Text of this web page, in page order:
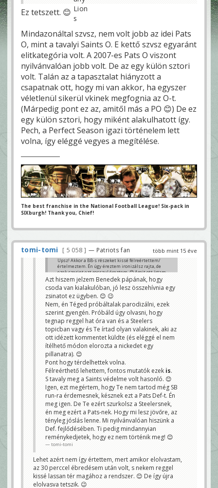
Ez tetszett. 😊
Mindazonáltal szvsz, nem volt jobb az idei Pats
O, mint a tavalyi Saints O. E kettő szvsz egyaránt
elitkategória volt. A 2007-es Pats O viszont
nyilvánvalóan jobb volt. De az egy külön sztori
volt. Talán az a tapasztalat hiányzott a
csapatnak ott, hogy mi van akkor, ha egyszer
véletlenül sikerül vkinek megfognia az O-t.
(Márpedig pont ez az, amitől más a PO 😊) De ez
egy külön sztori, hogy miként alakulhatott így.
Pech, a Perfect Season igazi történelem lett
volna, így eléggé vegyes a megítélése.
The best franchise in the National Football League! Six-pack in
SIXburgh! Thank you, Chief!
több mint 15 éve
tomi-tomi 5 058 — Patriots fan
Upsz! Akkor a BB-s részeket kissé félreértettem/
értelmeztem. Én úgy éreztem ironizálsz rajta, de
ezek szerint ezt rosszul éreztem. 😊 Amit ott írtam,
hogy "szar volt, szar volt..." abban viszont tényleg
volt irónia, a 2. tagmondatban pedig a lényeg
szerepelt, hogy mekkora clutch a pali.
Garbage - Amíg egy drive különbség van 2 csapat
között és még nem térdelés van, azaz muszáj
játékot csinálni, az semmi esetre sem garbage.
Hány csodával határos play volt már az NFL-ben. S
igenis egy drive-os különbségnél hinni és ezáltal
tenni kell érte, hogy megtörténjen a csoda.
statok: a yd/carry, yd/attempt, yd/play jelentőségét
én kicsit máshogy látom, de ez mindegy.
Pats D - mondjuk úgy, hogy turnover-gyár D volt. Ez
nem rossz, de ez akkor működik, ha sikerül labdákat
szerezni, abban a pillanatban pedig nem működik,
ha nem sikerül labdá(ka)t szerezni. A Chargers-nek
volt hasonló védelme pár éve. Ők se jutottak soha
SB-be. Az igazán jó védelem nemcsak egy-két főbb
kategóriában kiváló, hanem mindenben elől van. (És
persze van olyan, amely mindenben dobogós 😊) A
főbb mutatókat szemügyre véve, átlagosnak
mondanám a Pats D-t (15. hely körül és akkor már
elkezdtem hagyni magam meggyőzni, hogy az
átlagon aluli az erős jelző rá 😊). De úgy gondolom,
hogy ez a D jelenleg nem volt kész rá, hogy SB-run
legyen. Lehet, hogy jövőre a visszatérő sérültekkel
és fiatal egységről lévén szó, a plusz 1 év
tapasztalattal készen áll majd rá. Erről én nem
bocsátkozni, mert hogy ki mennyit fog fejlődni, mert
sztem ez senki által nem belátható.
Soldados
Azt hiszem jelzem Benedek pápának, hogy
csoda van kialakulóban, jó lesz összehívnia egy
zsinatot ez ügyben. 😊 😉
Nem, én Téged próbáltalak parodizálni, ezek
szerint gyengén. Próbáld úgy olvasni, hogy
tegnap reggel hat óra van és a Steelers
topicban vagy és Te írtad olyan valakinek, aki az
ott idézett kommentet küldte (és eléggé el nem
ítélhető módon elorozta a nickedet egy
pillanatra). 😊
Pont hogy térdelhettek volna.
Félreérthető lehettem, fontos mutatók ezek is.
S tavaly meg a Saints védelme volt hasonló. 😊
Igen, ezt megértem, hogy Te nem tartod még SB
run-ra érdemesnek, késznek ezt a Pats Def-t. Én
meg igen. De Te ezért szurkolsz a Steelersnek,
én meg ezért a Pats-nek. Hogy mi lesz jövőre, az
tényleg jóslás lenne. Mi nyilvánvalóan hiszünk a
Def. fejlődésében. Ti pedig mindannyian
reménykedjetek, hogy ez nem történik meg! 😊
tomi-tomi
Lehet azért nem így értettem, mert amikor elolvastam,
az 30 perccel ébredésem után volt, s nekem reggel
kissé lassan tér magához a rendszer. 😊 De így újra
elolvasva tetszik. 😉